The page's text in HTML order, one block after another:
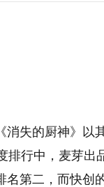
消失的厨神》以
排行中，麦芽
名第二，而快创